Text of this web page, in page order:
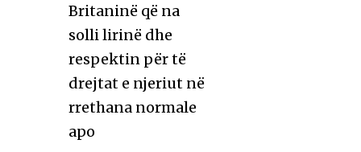
Britaninë që na
solli lirinë dhe
respektin për të
drejtat e njeriut në
rrethana normale
apo